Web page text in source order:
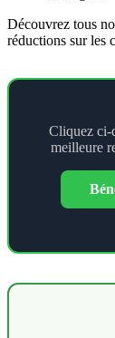
Découvrez tous
réductions sur les
Cliquez ci-
meilleure